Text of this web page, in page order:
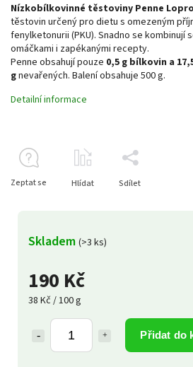
190 Kč
38 Kč / 100 g
Přidat do
Skladem (>3 ks)
Nízkobílkovinné těstoviny Penne
těstovin určený pro dietu s omezeným
fenylketonurii (PKU). Snadno se kombinují
omáčkami i zapékanými recepty.
Penne obsahují pouze 0,5 g bílkovin a
gnevařených. Balení obsahuje 500 g.
Detailní informace
Zeptat se Hlídat Sdílet